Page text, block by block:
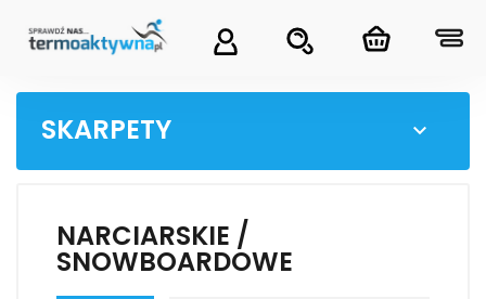
SKARPETY 
NARCIARSKIE /
SNOWBOARDOWE